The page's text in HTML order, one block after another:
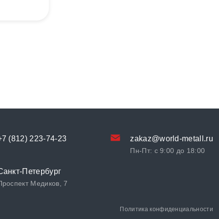
(812) 223-74-23 zakaz@world-metall.ru
Пн-Пт: с 9:00 до 18:00
Петербург
Медиков, 7
Политика конфиденциальности